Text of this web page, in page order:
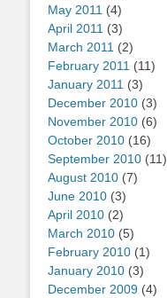
May 2011 (4)
April 2011 (3)
March 2011 (2)
February 2011 (11)
January 2011 (3)
December 2010 (3)
November 2010 (6)
October 2010 (16)
September 2010 (11)
August 2010 (7)
June 2010 (3)
April 2010 (2)
March 2010 (5)
February 2010 (1)
January 2010 (3)
December 2009 (4)